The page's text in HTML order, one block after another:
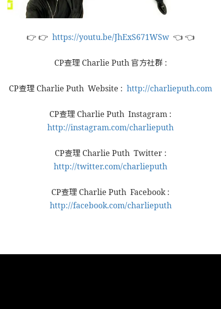
👉 👉 https://youtu.be/JhExS671WSw👈 👈
CP查理 Charlie Puth 官方社群 :
CP查理 Charlie Puth Website : http://charlieputh.com
CP查理 Charlie Puth Instagram :
http://instagram.com/charlieputh
CP查理 Charlie Puth Twitter :
http://twitter.com/charlieputh
CP查理 Charlie Puth Facebook :
http://facebook.com/charlieputh